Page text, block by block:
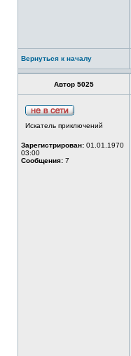
Вернуться к началу
Автор 5025
Искатель приключений
Зарегистрирован: 01.01.1970
03:00
Сообщения: 7